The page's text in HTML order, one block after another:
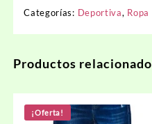
Categorías: Deportiva, Ropa
Productos
¡Oferta!